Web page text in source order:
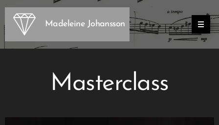
Madeleine Johansson
Masterclass